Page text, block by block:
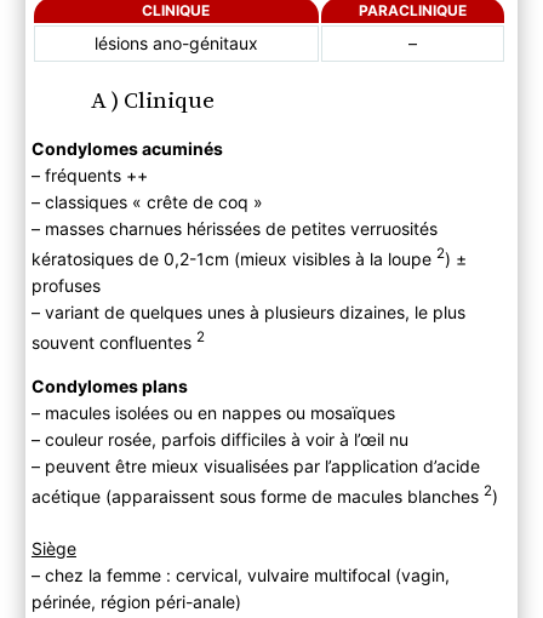
CLINIQUE PARACLINIQUE
lésions ano-génitaux –
A ) Clinique
Condylomes acuminés
– fréquents ++
– classiques « crête de coq »
– masses charnues hérissées de petites verruosités
kératosiques de 0,2-1cm (mieux visibles à la loupe 2) ±
profuses
– variant de quelques unes à plusieurs dizaines, le plus
souvent confluentes 2
Condylomes plans
– macules isolées ou en nappes ou mosaïques
– couleur rosée, parfois difficiles à voir à l’œil nu
– peuvent être mieux visualisées par l’application d’acide
acétique (apparaissent sous forme de macules blanches 2)
Siège
– chez la femme : cervical, vulvaire multifocal (vagin,
périnée, région péri-anale)